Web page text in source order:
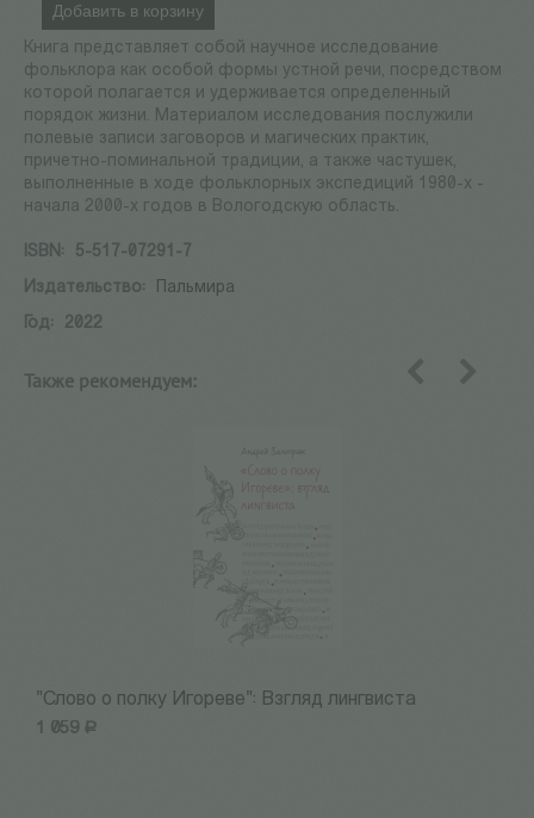
Добавить в корзину
Книга представляет собой научное исследование
фольклора как особой формы устной речи, посредством
которой полагается и удерживается определенный
порядок жизни. Материалом исследования послужили
полевые записи заговоров и магических практик,
причетно-поминальной традиции, а также частушек,
выполненные в ходе фольклорных экспедиций 1980-х -
начала 2000-х годов в Вологодскую область.
ISBN:
5-517-07291-7
Издательство:
Пальмира
Год:
2022
Также рекомендуем:
"Слово о полку Игореве": Взгляд лингвиста
1 059 Р